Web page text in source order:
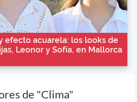
efecto acuarela: los looks de
Leonor y Sofía, en Mallorca
de "Clima"